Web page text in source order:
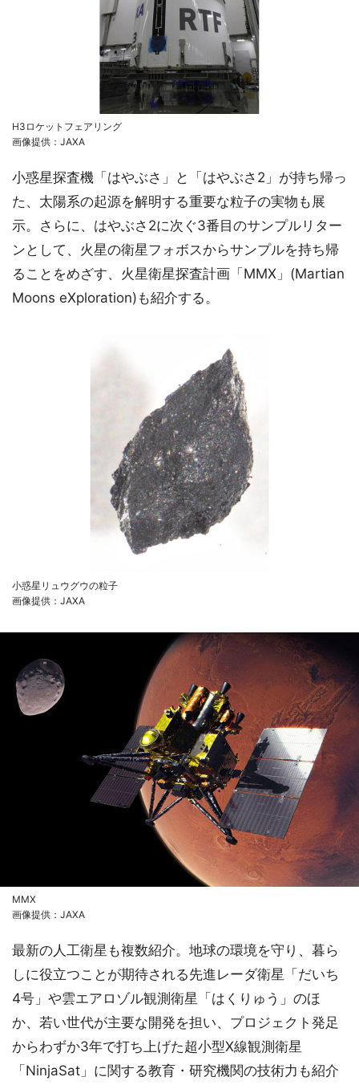
H3ロケットフェアリング
画像提供：JAXA
小惑星探査機「はやぶさ」と「はやぶさ2」が持ち帰っ
た、太陽系の起源を解明する重要な粒子の実物も展
示。さらに、はやぶさ2に次ぐ3番目のサンプルリター
ンとして、火星の衛星フォボスからサンプルを持ち帰
ることをめざす、火星衛星探査計画「MMX」(Martian
Moons eXploration)も紹介する。
小惑星リュウグウの粒子
画像提供：JAXA
MMX
画像提供：JAXA
最新の人工衛星も複数紹介。地球の環境を守り、暮ら
しに役立つことが期待される先進レーダ衛星「だいち
4号」や雲エアロゾル観測衛星「はくりゅう」のほ
か、若い世代が主要な開発を担い、プロジェクト発足
からわずか3年で打ち上げた超小型X線観測衛星
「NinjaSat」に関する教育・研究機関の技術力も紹介